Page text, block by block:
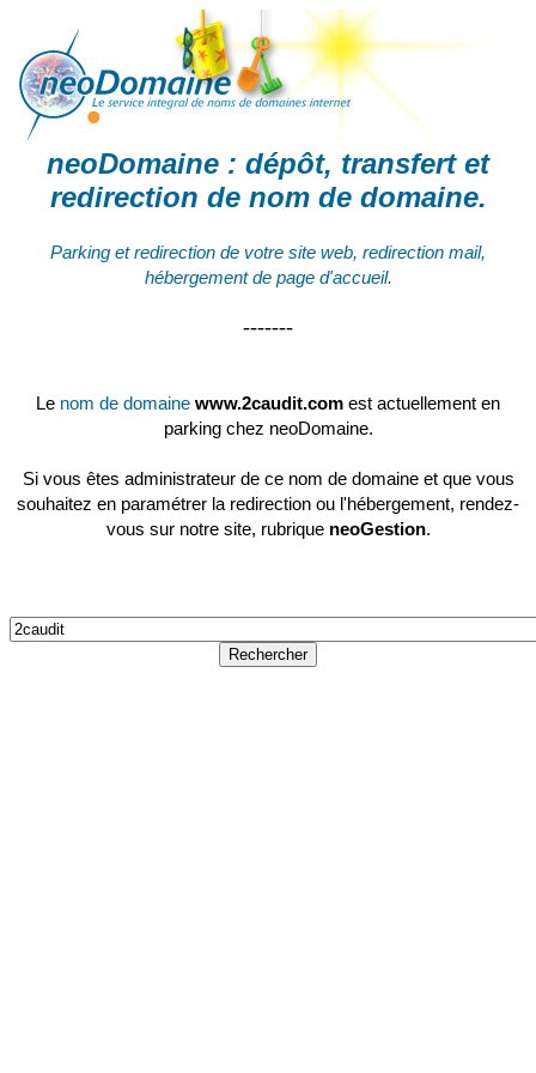
neoDomaine : dépôt, transfert et
redirection de nom de domaine.
Parking et redirection de votre site web, redirection mail,
hébergement de page d'accueil.
-------
Le nom de domaine www.2caudit.com est actuellement en
parking chez neoDomaine.
Si vous êtes administrateur de ce nom de domaine et que vous
souhaitez en paramétrer la redirection ou l'hébergement, rendez-
vous sur notre site, rubrique neoGestion.